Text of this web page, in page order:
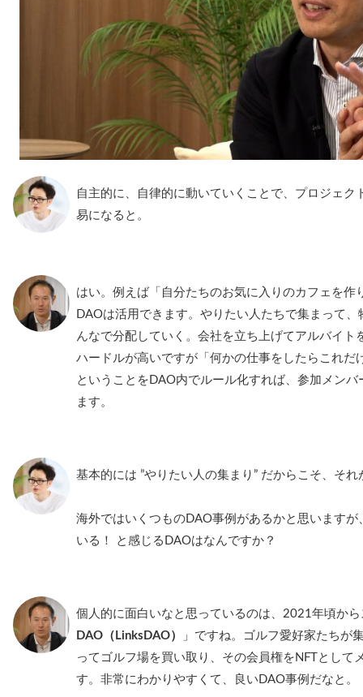
自主的に、自律的に動いていくことで、プロジェク
易になると。
はい。例えば「自分たちのお気に入りのカフェを作
DAOは活用できます。やりたい人たちで集まって
んなで分配していく。会社を立ち上げてアルバイト
ハードルが高いですが「何かの仕事をしたらこれだ
ということをDAO内でルール化すれば、参加メン
ます。
基本的には ”やりたい人の集まり” だからこそ、そ
海外ではいくつものDAO事例があるかと思います
いる！ と感じるDAOはなんですか？
個人的に面白いなと思っているのは、2021年頃か
DAO（LinksDAO）
」ですね。ゴルフ愛好家たちが
ってゴルフ場を買い取り、その会員権をNFTとして
す。非常にわかりやすくて、良いDAO事例だなと。